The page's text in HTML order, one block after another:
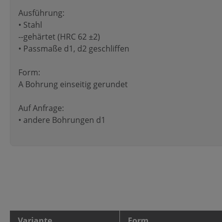
Ausführung:
• Stahl
--gehärtet (HRC 62 ±2)
• Passmaße d1, d2 geschliffen
Form:
A Bohrung einseitig gerundet
Auf Anfrage:
• andere Bohrungen d1